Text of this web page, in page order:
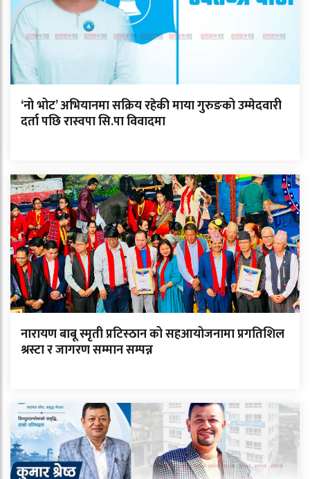
‘नो भोट’ अभियानमा सक्रिय रहेकी माया गुरुङको उम्मेदवारी
दर्ता पछि रास्वपा सि.पा विवादमा
नारायण बाबू स्मृती प्रटिस्ठान को सहआयोजनामा प्रगतिशिल
श्रस्टा र जागरण सम्मान सम्पन्न